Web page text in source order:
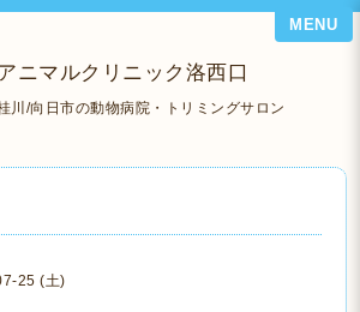
ニマルクリニック洛西口
川/向日市の動物病院・トリミングサロン
MENU
25 (土)